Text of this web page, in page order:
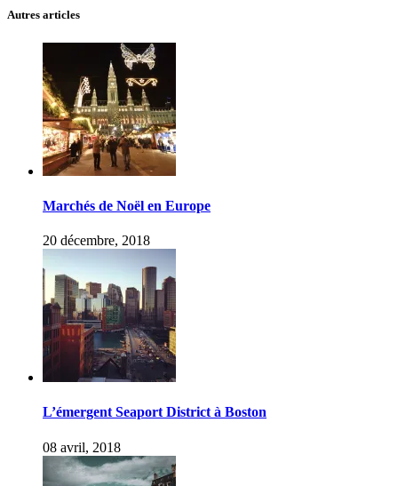
Autres articles
Marchés de Noël en Europe
20 décembre, 2018
L’émergent Seaport District à Boston
08 avril, 2018